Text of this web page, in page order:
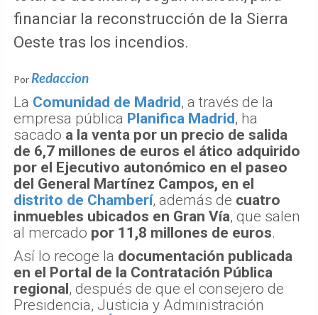
financiar la reconstrucción de la Sierra
Oeste tras los incendios.
Por Redaccion
La Comunidad de Madrid, a través de la
empresa pública Planifica Madrid, ha
sacado a la venta por un precio de salida
de 6,7 millones de euros el ático adquirido
por el Ejecutivo autonómico en el paseo
del General Martínez Campos, en el
distrito de Chamberí, además de cuatro
inmuebles ubicados en Gran Vía, que salen
al mercado por 11,8 millones de euros.
Así lo recoge la documentación publicada
en el Portal de la Contratación Pública
regional, después de que el consejero de
Presidencia, Justicia y Administración